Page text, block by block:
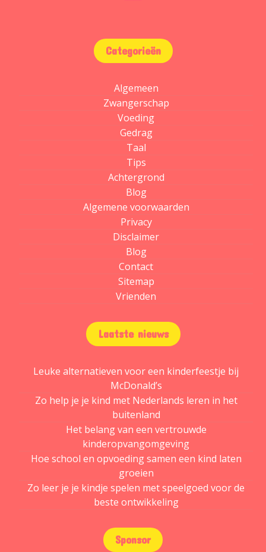
Categorieën
Algemeen
Zwangerschap
Voeding
Gedrag
Taal
Tips
Achtergrond
Blog
Algemene voorwaarden
Privacy
Disclaimer
Blog
Contact
Sitemap
Vrienden
Laatste nieuws
Leuke alternatieven voor een kinderfeestje bij
McDonald’s
Zo help je je kind met Nederlands leren in het
buitenland
Het belang van een vertrouwde
kinderopvangomgeving
Hoe school en opvoeding samen een kind laten
groeien
Zo leer je je kindje spelen met speelgoed voor de
beste ontwikkeling
Sponsor